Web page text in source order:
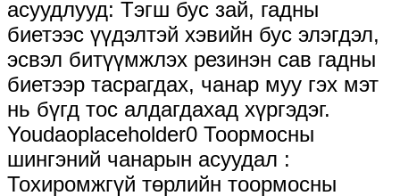
асуудлууд: Тэгш бус зай, гадны
биетээс үүдэлтэй хэвийн бус элэгдэл,
эсвэл битүүмжлэх резинэн сав гадны
биетээр тасрагдах, чанар муу гэх мэт
нь бүгд тос алдагдахад хүргэдэг.
Youdaoplaceholder0 Тоормосны
шингэний чанарын асуудал ‌:
Тохиромжгүй төрлийн тоормосны